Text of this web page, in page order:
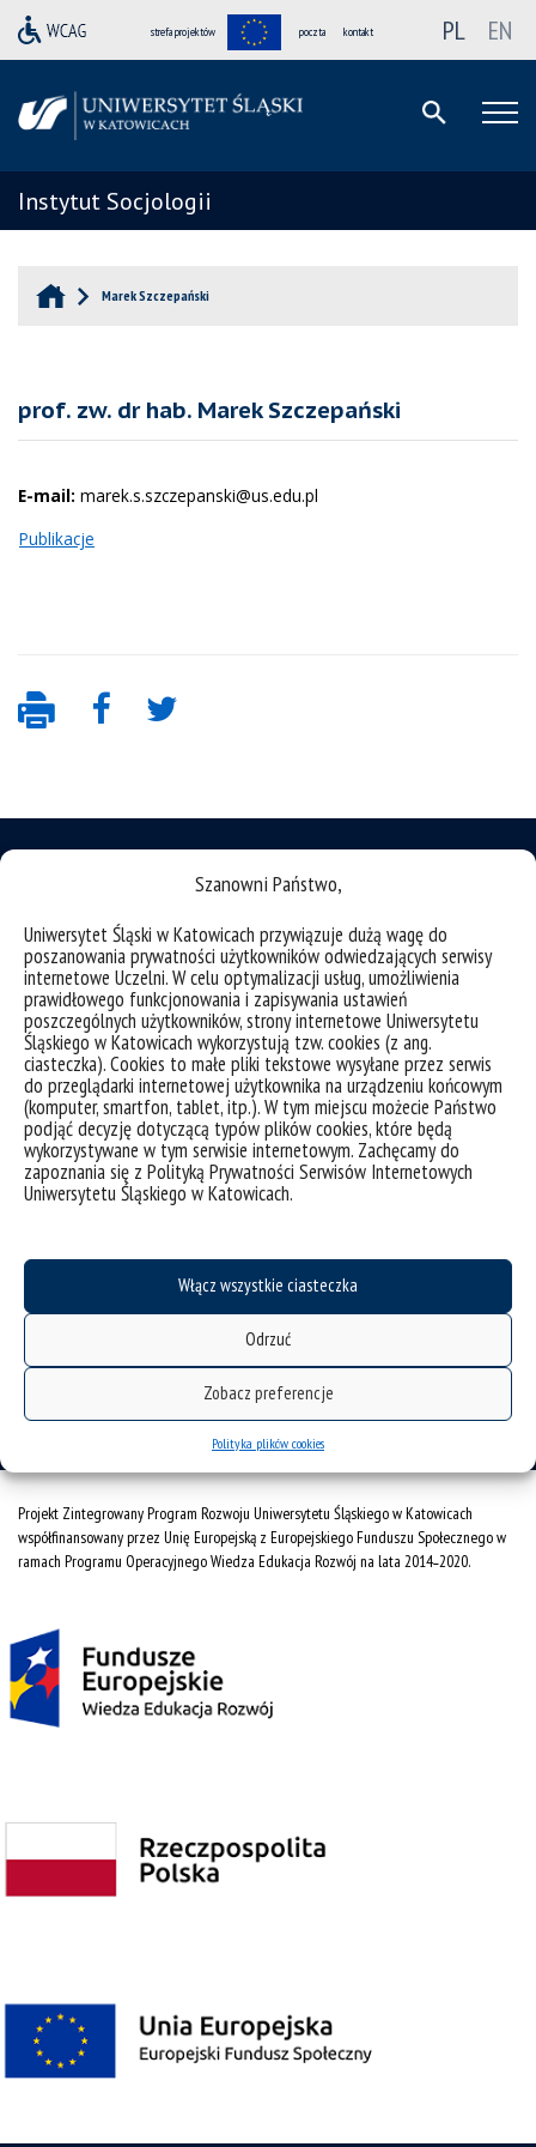
Szanowni Państwo,
Uniwersytet Śląski w Katowicach przywiązuje dużą wagę do
poszanowania prywatności użytkowników odwiedzających serwisy
internetowe Uczelni. W celu optymalizacji usług, umożliwienia
prawidłowego funkcjonowania i zapisywania ustawień
poszczególnych użytkowników, strony internetowe Uniwersytetu
Śląskiego w Katowicach wykorzystują tzw. cookies (z ang.
ciasteczka). Cookies to małe pliki tekstowe wysyłane przez serwis
do przeglądarki internetowej użytkownika na urządzeniu końcowym
(komputer, smartfon, tablet, itp.). W tym miejscu możecie Państwo
podjąć decyzję dotyczącą typów plików cookies, które będą
wykorzystywane w tym serwisie internetowym. Zachęcamy do
zapoznania się z Polityką Prywatności Serwisów Internetowych
Uniwersytetu Śląskiego w Katowicach.
Włącz wszystkie ciasteczka
Odrzuć
Zobacz preferencje
Polityka plików cookies
strefa projektów poczta kontakt PL EN
Instytut Socjologii
Marek Szczepański
prof. zw. dr hab. Marek Szczepański
E-mail: marek.s.szczepanski@us.edu.pl
Publikacje
deklaracja dostępności
mapa strony
struktura uczelni
organizacja roku akademickiego
RODO
gadżety UŚ
Instytut Socjologii
ul. Bankowa 11
tel./fax +48 32 359 21 30
Projekt Zintegrowany Program Rozwoju Uniwersytetu Śląskiego w Katowicach
współfinansowany przez Unię Europejską z Europejskiego Funduszu Społecznego w
ramach Programu Operacyjnego Wiedza Edukacja Rozwój na lata 2014˗2020.